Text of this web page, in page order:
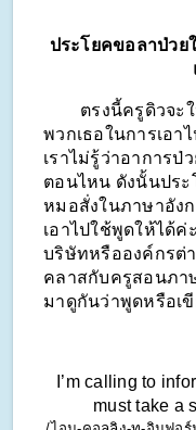
ประโยคขอลาป่วย
ตรงนี้ครูดิวจะใ
พวกเธอในการเอา
เราไม่รู้ว่าอาการป่
ตอนไหน ดังนั้นปร
หมอสั่งในภาษาอังก
เอาไปใช้พูดให้ได้ค่
บริษัทหรือองค์กรต่
คลาสกับครูสอนภา
มาดูกันว่าพูดหรือเขี
I’m calling to
must take a